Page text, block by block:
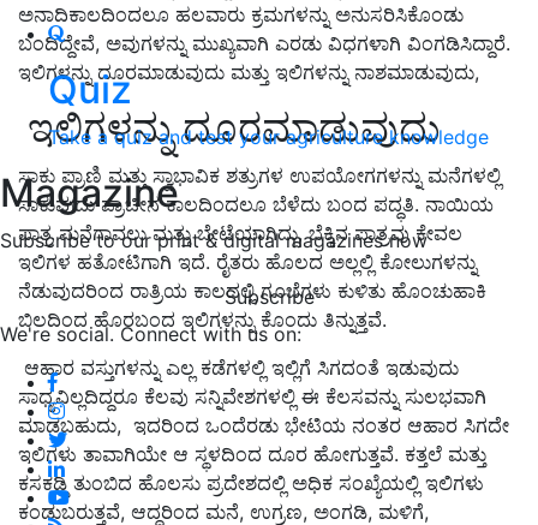
Quiz
Take a quiz and test your agriculture knowledge
Magazine
Subscribe to our print & digital magazines now
Subscribe
We're social. Connect with us on:
ಅನಾದಿಕಾಲದಿಂದಲೂ ಹಲವಾರು ಕ್ರಮಗಳನ್ನು ಅನುಸರಿಸಿಕೊಂಡು
ಬಂದಿದ್ದೇವೆ, ಅವುಗಳನ್ನು ಮುಖ್ಯವಾಗಿ ಎರಡು ವಿಧಗಳಾಗಿ ವಿಂಗಡಿಸಿದ್ದಾರೆ.
ಇಲಿಗಳನ್ನು ದೂರಮಾಡುವುದು ಮತ್ತು ಇಲಿಗಳನ್ನು ನಾಶಮಾಡುವುದು,
ಇಲಿಗಳನ್ನು ದೂರಮಾಡುವುದು
ಸಾಕು ಪ್ರಾಣಿ ಮತ್ತು ಸ್ವಾಭಾವಿಕ ಶತ್ರುಗಳ ಉಪಯೋಗಗಳನ್ನು ಮನೆಗಳಲ್ಲಿ
ಸಾಕುವುದು ಪ್ರಾಚೀನ ಕಾಲದಿಂದಲೂ ಬೆಳೆದು ಬಂದ ಪದ್ಧತಿ. ನಾಯಿಯ
ಪಾತ್ರ ಮನೆಗಾವಲು ಮತ್ತು ಬೇಟೆಯಾಗಿದ್ದು,ಬೆಕ್ಕಿನ ಪಾತ್ರವು ಕೇವಲ
ಇಲಿಗಳ ಹತೋಟಿಗಾಗಿ ಇದೆ. ರೈತರು ಹೊಲದ ಅಲ್ಲಲ್ಲಿ ಕೋಲುಗಳನ್ನು
ನೆಡುವುದರಿಂದ ರಾತ್ರಿಯ ಕಾಲದಲ್ಲಿ ಗೂಬೆಗಳು ಕುಳಿತು ಹೊಂಚುಹಾಕಿ
ಬಿಲದಿಂದ ಹೊರಬಂದ ಇಲಿಗಳನ್ನು ಕೊಂದು ತಿನ್ನುತ್ತವೆ.
ಆಹಾರ ವಸ್ತುಗಳನ್ನು ಎಲ್ಲ ಕಡೆಗಳಲ್ಲಿ ಇಲ್ಲಿಗೆ ಸಿಗದಂತೆ ಇಡುವುದು
ಸಾಧ್ಯವಿಲ್ಲದಿದ್ದರೂ ಕೆಲವು ಸನ್ನಿವೇಶಗಳಲ್ಲಿ ಈ ಕೆಲಸವನ್ನು ಸುಲಭವಾಗಿ
ಮಾಡಬಹುದು, ಇದರಿಂದ ಒಂದೆರಡು ಭೇಟಿಯ ನಂತರ ಆಹಾರ ಸಿಗದೇ
ಇಲಿಗಳು ತಾವಾಗಿಯೇ ಆ ಸ್ಥಳದಿಂದ ದೂರ ಹೋಗುತ್ತವೆ. ಕತ್ತಲೆ ಮತ್ತು
ಕಸಕಡ್ಡಿ ತುಂಬಿದ ಹೊಲಸು ಪ್ರದೇಶದಲ್ಲಿ ಅಧಿಕ ಸಂಖ್ಯೆಯಲ್ಲಿ ಇಲಿಗಳು
ಕಂಡುಬರುತ್ತವೆ, ಆದ್ದರಿಂದ ಮನೆ, ಉಗ್ರಣ, ಅಂಗಡಿ, ಮಳಿಗೆ,